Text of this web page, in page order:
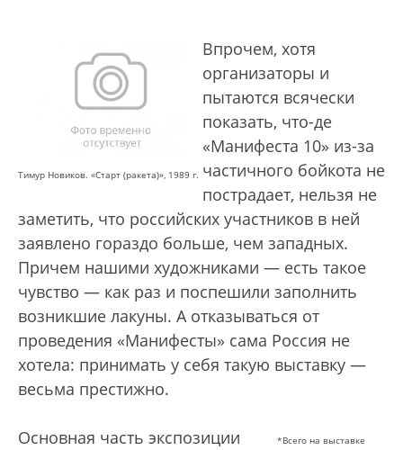
Тимур Новиков. «Старт (ракета)», 1989 г.
Впрочем, хотя
организаторы и
пытаются всячески
показать, что-де
«Манифеста 10» из-за
частичного бойкота не
пострадает, нельзя не
заметить, что российских участников в ней
заявлено гораздо больше, чем западных.
Причем нашими художниками — есть такое
чувство — как раз и поспешили заполнить
возникшие лакуны. А отказываться от
проведения «Манифесты» сама Россия не
хотела: принимать у себя такую выставку —
весьма престижно.
*Всего на выставке
Основная часть экспозиции